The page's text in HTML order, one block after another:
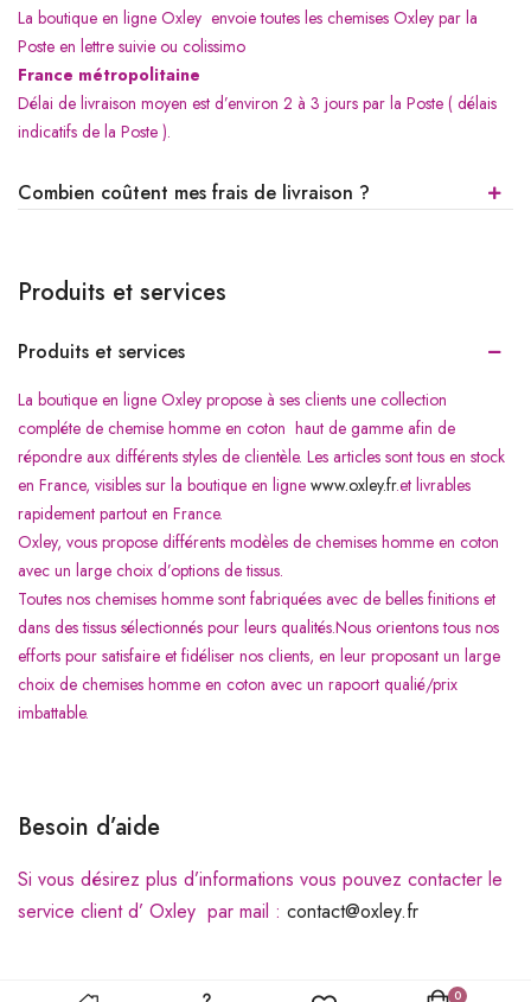
La boutique en ligne Oxley envoie toutes les chemises Oxley par la
Poste en lettre suivie ou colissimo
France métropolitaine
Délai de livraison moyen est d’environ 2 à 3 jours par la Poste ( délais
indicatifs de la Poste ).
Combien coûtent mes frais de livraison ?
Produits et services
Produits et services
La boutique en ligne Oxley propose à ses clients une collection
compléte de chemise homme en coton haut de gamme afin de
répondre aux différents styles de clientèle. Les articles sont tous en stock
en France, visibles sur la boutique en ligne www.oxley.fr.et livrables
rapidement partout en France.
Oxley, vous propose différents modèles de chemises homme en coton
avec un large choix d’options de tissus.
Toutes nos chemises homme sont fabriquées avec de belles finitions et
dans des tissus sélectionnés pour leurs qualités.Nous orientons tous nos
efforts pour satisfaire et fidéliser nos clients, en leur proposant un large
choix de chemises homme en coton avec un rapoort qualié/prix
imbattable.
Besoin d’aide
Si vous désirez plus d’informations vous pouvez contacter le
service client d’ Oxley par mail : contact@oxley.fr
0